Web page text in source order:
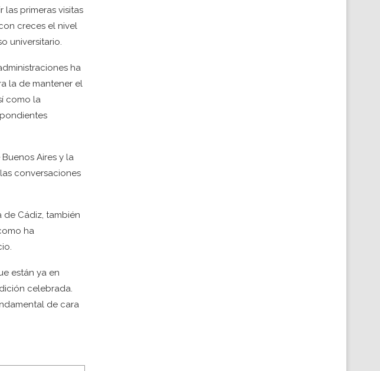
primeras visitas
creces el nivel
universitario.
ha
la de mantener el
como la
Aires y la
conversaciones
de Cádiz, también
ha
están ya en
celebrada.
de cara